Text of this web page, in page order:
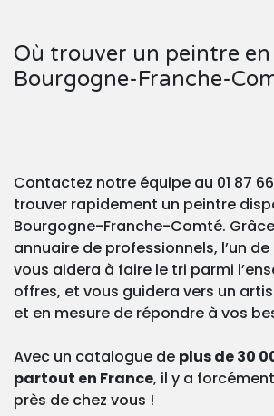
Où trouver un peintre en
Bourgogne-Franche-
Contactez notre équipe au 01 87
trouver rapidement un peintre
Bourgogne-Franche-Comté.
annuaire de professionnels, l’un
vous aidera à faire le tri parmi
offres, et vous guidera vers un
et en mesure de répondre à vos
Avec un catalogue de plus de 30
partout en France, il y a
près de chez vous !